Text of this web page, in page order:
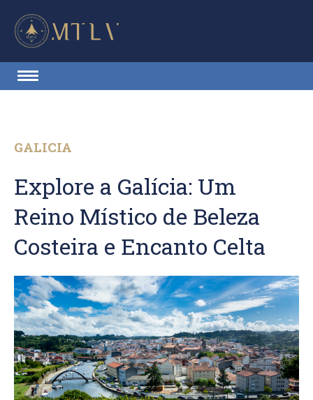
GALICIA
Explore a Galícia: Um
Reino Místico de Beleza
Costeira e Encanto Celta